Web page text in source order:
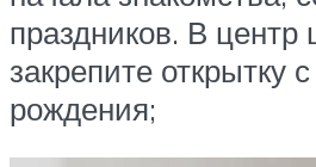
праздников. В центр
закрепите открытку
рождения;